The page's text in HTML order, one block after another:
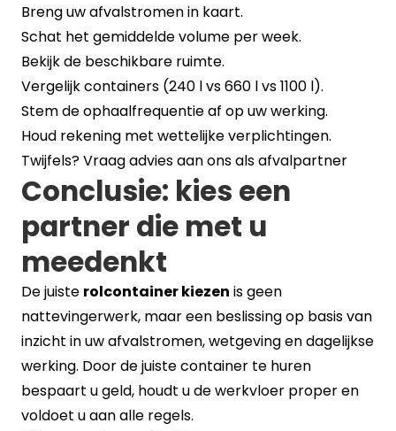
Breng uw afvalstromen in kaart.
Schat het gemiddelde volume per week.
Bekijk de beschikbare ruimte.
Vergelijk containers (240 l vs 660 l vs 1100 l).
Stem de ophaalfrequentie af op uw werking.
Houd rekening met wettelijke verplichtingen.
Twijfels? Vraag advies aan ons als afvalpartner
Conclusie: kies een
partner die met u
meedenkt
De juiste rolcontainer kiezen is geen
nattevingerwerk, maar een beslissing op basis van
inzicht in uw afvalstromen, wetgeving en dagelijkse
werking. Door de juiste container te huren
bespaart u geld, houdt u de werkvloer proper en
voldoet u aan alle regels.